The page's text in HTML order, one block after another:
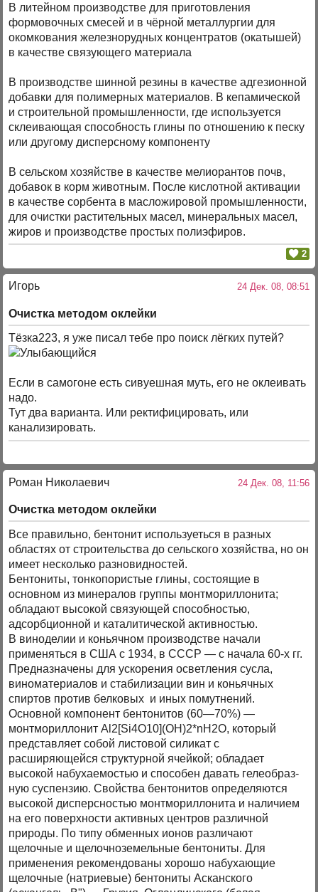
В литейном производстве для приготовления
формовочных смесей и в чёрной металлургии для
окомкования железнорудных концентратов (окатышей)
в качестве связующего материала
В производстве шинной резины в качестве адгезионной
добавки для полимерных материалов. В кепамической
и строительной промышленности, где используется
склеивающая способность глины по отношению к песку
или другому дисперсному компоненту
В сельском хозяйстве в качестве мелиорантов почв,
добавок в корм животным. После кислотной активации
в качестве сорбента в масложировой промышленности,
для очистки растительных масел, минеральных масел,
жиров и производстве простых полиэфиров.
2
Игорь 24 Дек. 08, 08:51
Очистка методом оклейки
Тёзка223, я уже писал тебе про поиск лёгких путей?
Если в самогоне есть сивуешная муть, его не оклеивать
надо.
Тут два варианта. Или ректифицировать, или
канализировать.
Роман Николаевич 24 Дек. 08, 11:56
Очистка методом оклейки
Все правильно, бентонит используеться в разных
областях от строительства до сельского хозяйства, но он
имеет несколько разновидностей.
Бентониты, тонкопористые глины, состоящие в
основном из минералов группы монтмориллонита;
обладают высокой связующей способностью,
адсорбционной и каталитической активностью.
В виноделии и коньячном производстве начали
применяться в США с 1934, в СССР — с начала 60-х гг.
Предназначены для ускорения осветления сусла,
виноматериалов и стабилизации вин и коньячных
спиртов против белковых и иных помутнений.
Основной компонент бентонитов (60—70%) —
монтмориллонит Al2[Si4O10](OH)2*nH2O, который
представляет собой листовой силикат с
расширяющейся структурной ячейкой; обладает
высокой набухаемостью и способен давать гелеобраз-
ную суспензию. Свойства бентонитов определяются
высокой дисперсностью монтмориллонита и наличием
на его поверхности активных центров различной
природы. По типу обменных ионов различают
щелочные и щелочноземельные бентониты. Для
применения рекомендованы хорошо набухающие
щелочные (натриевые) бентониты Асканского